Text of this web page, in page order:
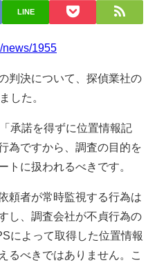
LINE
news/1955
判決について、探偵業社の
した。
承諾を得ずに位置情報記
為ですから、調査の目的を
トに扱われるべきです。
頼者が常時監視する行為は
し、調査会社が不貞行為の
によって取得した位置情報
るべきではありません。こ